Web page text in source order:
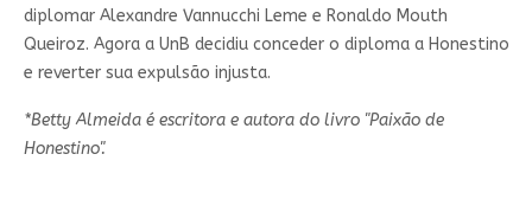
diplomar Alexandre Vannucchi Leme e Ronaldo Mouth
Queiroz. Agora a UnB decidiu conceder o diploma a Honestino
e reverter sua expulsão injusta.
*Betty Almeida é escritora e autora do livro "Paixão de
Honestino".